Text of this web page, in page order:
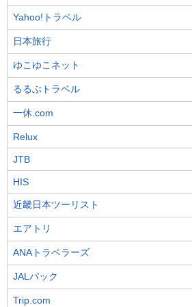
Yahoo!トラベル
日本旅行
ゆこゆこネット
るるぶトラベル
一休.com
Relux
JTB
HIS
近畿日本ツーリスト
エアトリ
ANAトラベラーズ
JALパック
Trip.com